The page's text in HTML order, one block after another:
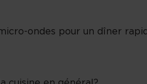
ondes pour un dîner